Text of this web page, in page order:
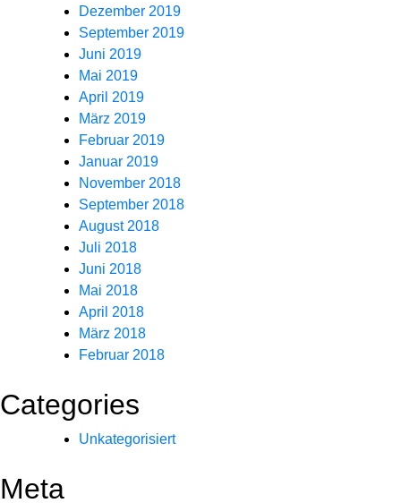
Dezember 2019
September 2019
Juni 2019
Mai 2019
April 2019
März 2019
Februar 2019
Januar 2019
November 2018
September 2018
August 2018
Juli 2018
Juni 2018
Mai 2018
April 2018
März 2018
Februar 2018
Categories
Unkategorisiert
Meta